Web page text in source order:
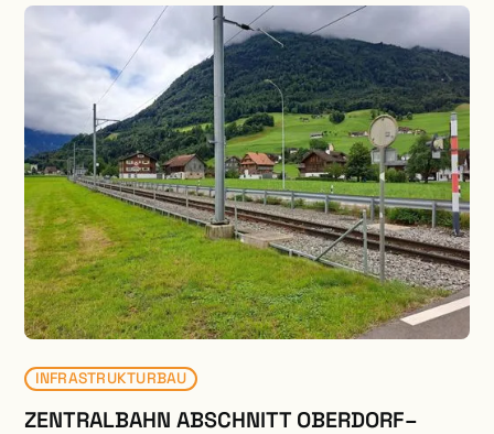
SM, neue Tischkonstruktion auf
Ortbetonbohrpfählen [Erstellung Betonpfähle mit
Brextor] /Stützkonstruktion auf Ortbetonbohrpfählen
mit Lärmschutzwand ) , Ausbau SABA Mühlestrasse
Instandsetzung der Lärmschutzgalerie Hergiswil
(Ausschnitt aus B Magazin 02/20), Instandsetzungs-,
Verstärkungs- und Verbreiterungsarbeiten diverser
Kunstbauten sowie die umfangreichen
Projektierungs- und Bauleitungsarbeiten der
Lärmschutzwände enthalten.
INFRASTRUKTURBAU
ZENTRALBAHN ABSCHNITT OBERDORF–